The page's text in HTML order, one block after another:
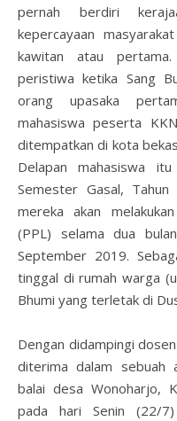
pernah berdiri
kepercayaan
kawitan atau
peristiwa ketika Sang
orang upasaka
mahasiswa peserta
ditempatkan di kota
Delapan mahasiswa
Semester Gasal,
mereka akan
(PPL) selama dua
September 2019.
tinggal di rumah warga
Bhumi yang terletak di
Dengan didampingi
diterima dalam sebuah
balai desa Wonoharjo,
pada hari Senin (22/